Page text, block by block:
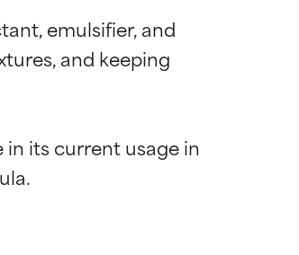
emulsifier, and
and keeping
its current usage in